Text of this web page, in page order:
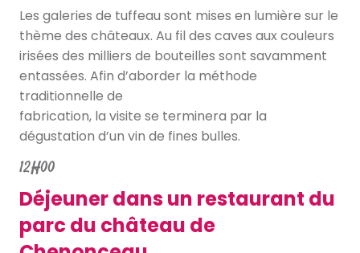
Les galeries de tuffeau sont mises en lumière sur le
thème des châteaux. Au fil des caves aux couleurs
irisées des milliers de bouteilles sont savamment
entassées. Afin d’aborder la méthode
traditionnelle de
fabrication, la visite se terminera par la
dégustation d’un vin de fines bulles.
12H00
Déjeuner dans un restaurant du
parc du château de